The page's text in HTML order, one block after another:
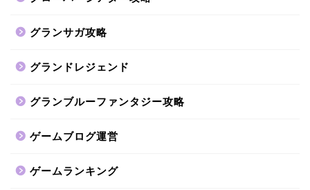
グランサガ攻略
グランドレジェンド
グランブルーファンタジー攻略
ゲームブログ運営
ゲームランキング